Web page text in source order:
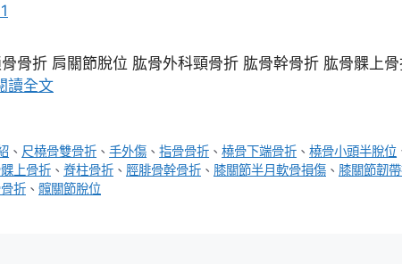
骨折 肩關節脫位 肱骨外科頸骨折 肱骨幹骨折 肱骨髁上
讀全文
、 尺橈骨雙骨折 、手外傷 、指骨骨折 、橈骨下端骨折 、橈骨小頭半脫位
上骨折 、 脊柱骨折 、 脛腓骨幹骨折 、 膝關節半月軟骨損傷 、 膝關節韌
折 、 髖關節脫位